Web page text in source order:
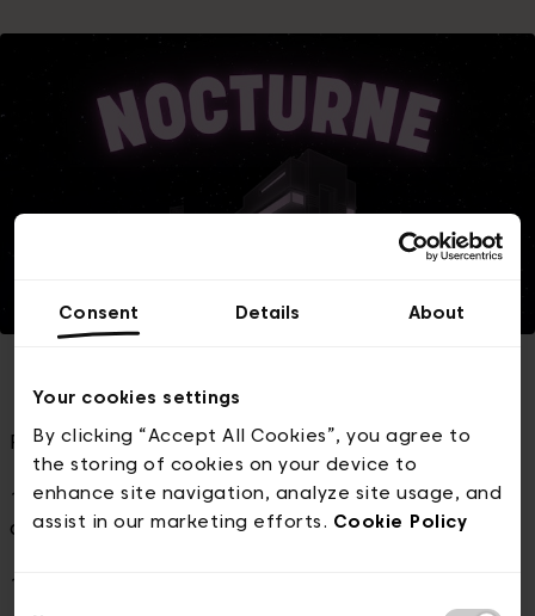
Consent Details About
Your cookies settings
By clicking “Accept All Cookies”, you agree to
the storing of cookies on your device to
enhance site navigation, analyze site usage, and
assist in our marketing efforts. Cookie Policy
PROGRAMME 01.04
18:00-21:00 I Entrée gratuite aux expositions, atelier
de sérigraphie et tournois d'échecs
18:00-19:00 I Apéro Tour (fr & nl)